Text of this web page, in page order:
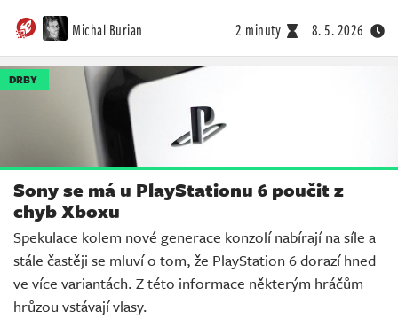
Michal Burian 2 minuty 8. 5. 2026
DRBY
Sony se má u PlayStationu 6 poučit z
chyb Xboxu
Spekulace kolem nové generace konzolí nabírají na síle a
stále častěji se mluví o tom, že PlayStation 6 dorazí hned
ve více variantách. Z této informace některým hráčům
hrůzou vstávají vlasy.